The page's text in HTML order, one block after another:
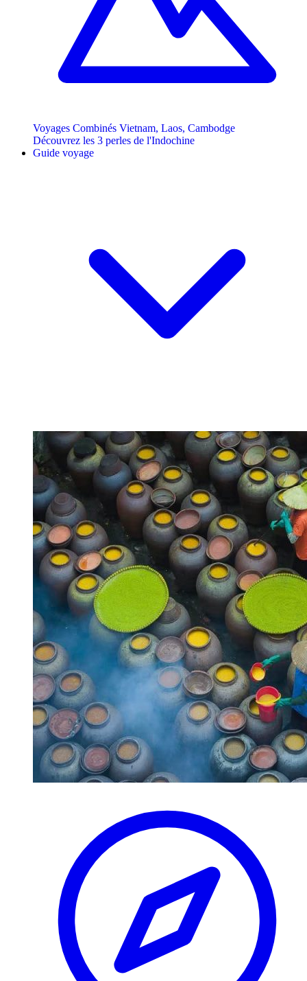
Voyages Combinés Vietnam, Laos, Cambodge
Découvrez les 3 perles de l'Indochine
Guide voyage